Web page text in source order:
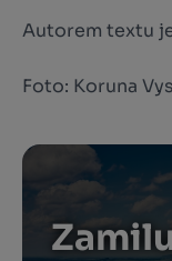
Autorem textu
Foto: Koruna